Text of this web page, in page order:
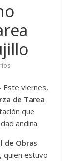
Este viernes,
de Tarea
que
andina.
de Obras
, quien estuvo